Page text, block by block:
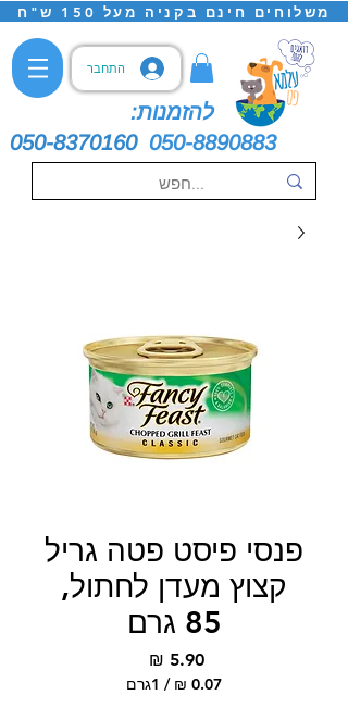
משלוחים חינם בקניה מעל 150 ש"ח
התחבר
להזמנות:
050-8370160 050-8890883
פנסי פיסט פטה גריל
קצוץ מעדן לחתול,
85 גרם
/ 1גרם